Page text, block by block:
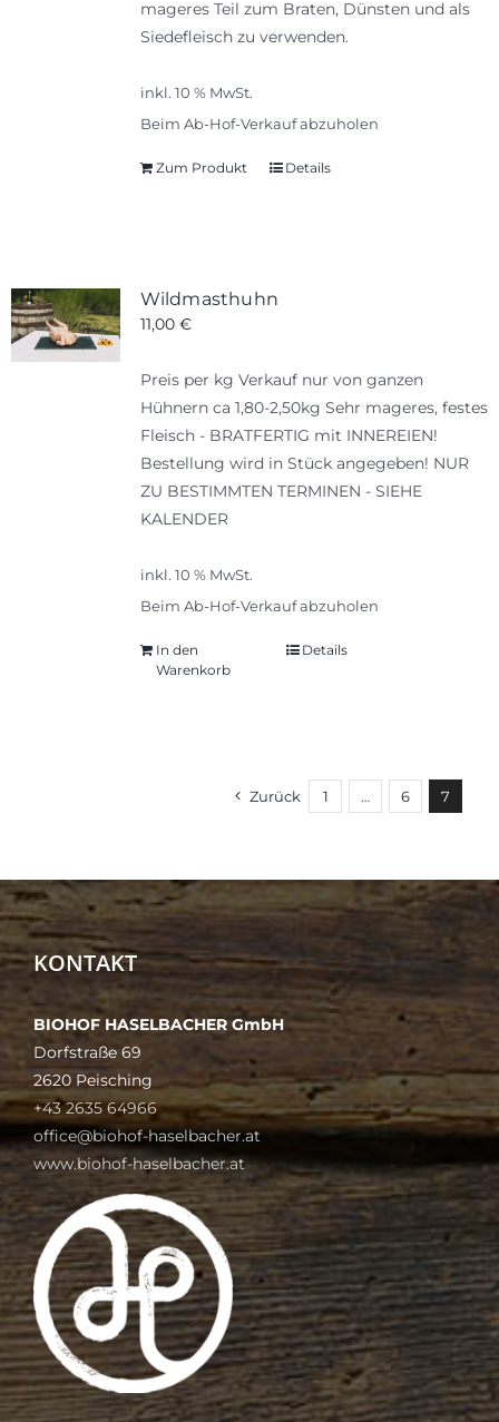
mageres Teil zum Braten, Dünsten und als
Siedefleisch zu verwenden.
inkl. 10 % MwSt.
Beim Ab-Hof-Verkauf abzuholen
Zum Produkt Details
Wildmasthuhn
11,00 €
Preis per kg Verkauf nur von ganzen
Hühnern ca 1,80-2,50kg Sehr mageres, festes
Fleisch - BRATFERTIG mit INNEREIEN!
Bestellung wird in Stück angegeben! NUR
ZU BESTIMMTEN TERMINEN - SIEHE
KALENDER
inkl. 10 % MwSt.
Beim Ab-Hof-Verkauf abzuholen
In den
Warenkorb
Details
Zurück 1 … 6 7
KONTAKT
BIOHOF HASELBACHER GmbH
Dorfstraße 69
2620 Peisching
+43 2635 64966
office@biohof-haselbacher.at
www.biohof-haselbacher.at